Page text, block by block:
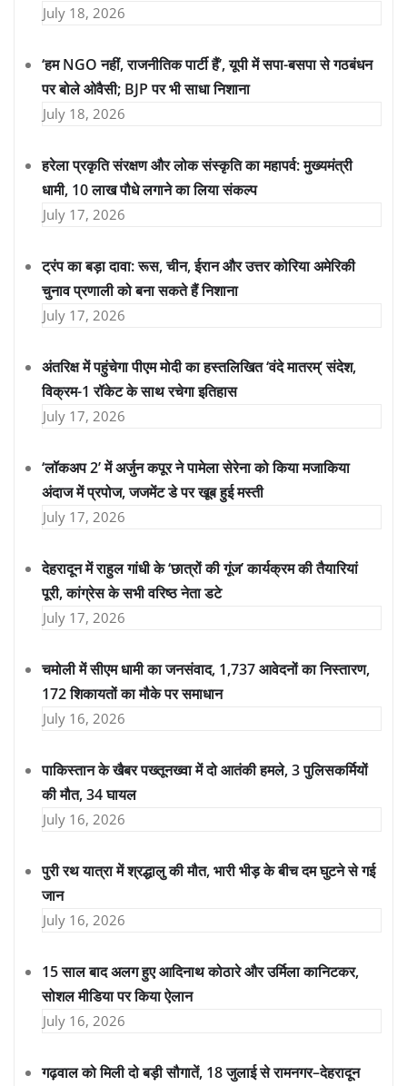
July 18, 2026
‘हम NGO नहीं, राजनीतिक पार्टी हैं’, यूपी में सपा-बसपा से गठबंधन
पर बोले ओवैसी; BJP पर भी साधा निशाना
July 18, 2026
हरेला प्रकृति संरक्षण और लोक संस्कृति का महापर्व: मुख्यमंत्री
धामी, 10 लाख पौधे लगाने का लिया संकल्प
July 17, 2026
ट्रंप का बड़ा दावा: रूस, चीन, ईरान और उत्तर कोरिया अमेरिकी
चुनाव प्रणाली को बना सकते हैं निशाना
July 17, 2026
अंतरिक्ष में पहुंचेगा पीएम मोदी का हस्तलिखित ‘वंदे मातरम्’ संदेश,
विक्रम-1 रॉकेट के साथ रचेगा इतिहास
July 17, 2026
‘लॉकअप 2’ में अर्जुन कपूर ने पामेला सेरेना को किया मजाकिया
अंदाज में प्रपोज, जजमेंट डे पर खूब हुई मस्ती
July 17, 2026
देहरादून में राहुल गांधी के ‘छात्रों की गूंज’ कार्यक्रम की तैयारियां
पूरी, कांग्रेस के सभी वरिष्ठ नेता डटे
July 17, 2026
चमोली में सीएम धामी का जनसंवाद, 1,737 आवेदनों का निस्तारण,
172 शिकायतों का मौके पर समाधान
July 16, 2026
पाकिस्तान के खैबर पख्तूनख्वा में दो आतंकी हमले, 3 पुलिसकर्मियों
की मौत, 34 घायल
July 16, 2026
पुरी रथ यात्रा में श्रद्धालु की मौत, भारी भीड़ के बीच दम घुटने से गई
जान
July 16, 2026
15 साल बाद अलग हुए आदिनाथ कोठारे और उर्मिला कानिटकर,
सोशल मीडिया पर किया ऐलान
July 16, 2026
गढ़वाल को मिली दो बड़ी सौगातें, 18 जुलाई से रामनगर–देहरादून